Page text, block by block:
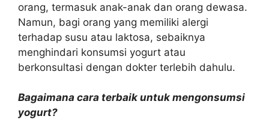
orang, termasuk anak-anak dan orang dewasa.
Namun, bagi orang yang memiliki alergi
terhadap susu atau laktosa, sebaiknya
menghindari konsumsi yogurt atau
berkonsultasi dengan dokter terlebih dahulu.
Bagaimana cara terbaik untuk mengonsumsi
yogurt?